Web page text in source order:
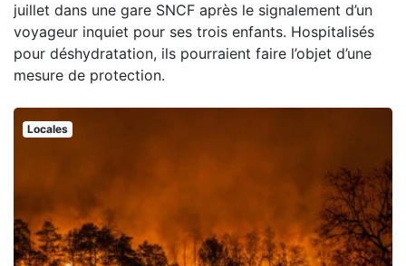
juillet dans une gare SNCF après le signalement d’un
voyageur inquiet pour ses trois enfants. Hospitalisés
pour déshydratation, ils pourraient faire l’objet d’une
mesure de protection.
Locales